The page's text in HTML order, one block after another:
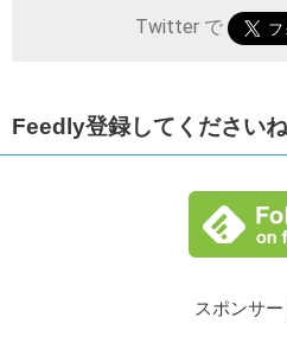
Twitter で
Feedly登録してください
スポンサー